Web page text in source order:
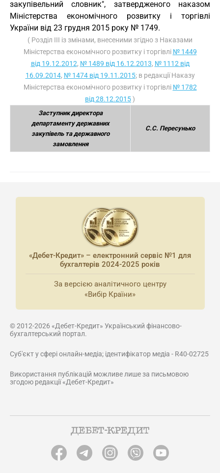
закупівельний словник", затвердженого наказом
Міністерства економічного розвитку і торгівлі
України від 23 грудня 2015 року № 1749.
( Розділ III із змінами, внесеними згідно з Наказами
Міністерства економічного розвитку і торгівлі № 1449
від 19.12.2012, № 1489 від 16.12.2013, № 1112 від
16.09.2014, № 1474 від 19.11.2015; в редакції Наказу
Міністерства економічного розвитку і торгівлі № 1782
від 28.12.2015)
Заступник директора
департаменту державних
закупівель та державного
замовлення
С.С. Пересунько
«Дебет-Кредит» – електронний сервіс №1 для
бухгалтерів 2024-2025 років
За версією аналітичного центру
«Вибір Країни»
© 2012-2026 «Дебет-Кредит» Український фінансово-
бухгалтерський портал.
Суб'єкт у сфері онлайн-медіа; ідентифікатор медіа - R40-02725
Використання публікацій можливе лише за письмовою
згодою редакції «Дебет-Кредит»